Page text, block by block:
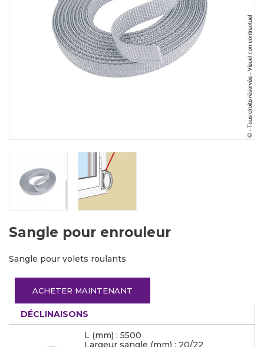
Sangle pour enrouleur
Sangle pour volets roulants
ACHETER MAINTENANT
DÉCLINAISONS
L (mm) : 5500
Largeur sangle (mm) : 20/22